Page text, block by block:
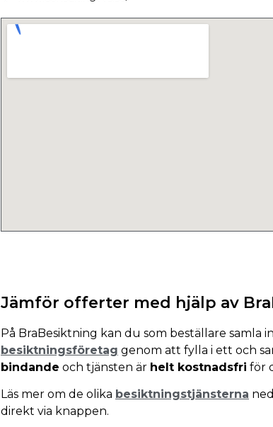
Jämför offerter med hjälp av
På BraBesiktning kan du som beställare samla
besiktningsföretag genom att fylla i ett och
bindande och tjänsten är helt kostnadsfri för
Läs mer om de olika besiktningstjänsterna
direkt via knappen.